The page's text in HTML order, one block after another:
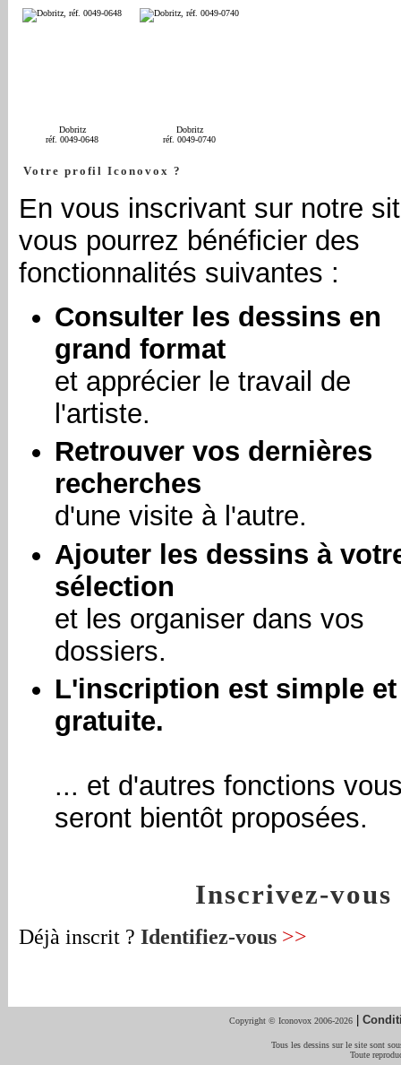
Dobritz
réf. 0049-0648
Dobritz
réf. 0049-0740
Votre profil Iconovox ?
En vous inscrivant sur notre
vous pourrez bénéficier des
fonctionnalités suivantes :
Consulter les dessins en
grand format
et apprécier le travail de
l'artiste.
Retrouver vos dernières
recherches
d'une visite à l'autre.
Ajouter les dessins à
sélection
et les organiser dans vos
dossiers.
L'inscription est simple et
gratuite.
... et d'autres fonctions
seront bientôt proposées.
Inscrivez-vous
Déjà inscrit ? Identifiez-vous >>
Copyright © Iconovox 2006-2026 |
Tous les dessins sur le site sont
Toute